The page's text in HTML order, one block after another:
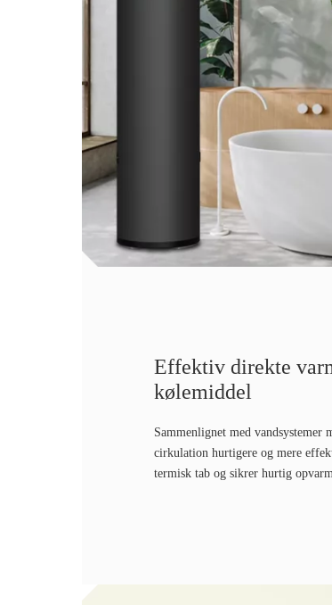
Effektiv direkte
kølemiddel
Sammenlignet med vandsystemer
cirkulation hurtigere og mere
termisk tab og sikrer hurtig